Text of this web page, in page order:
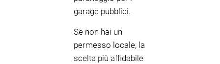
garage pubblici.
Se non hai un
permesso locale, la
scelta più affidabile